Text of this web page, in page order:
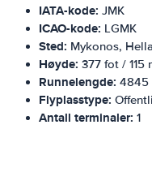
IATA-kode: JMK
ICAO-kode: LGMK
Sted: Mykonos,
Høyde: 377 fot / 115
Runnelengde: 4845
Flyplasstype:
Antall terminaler: 1